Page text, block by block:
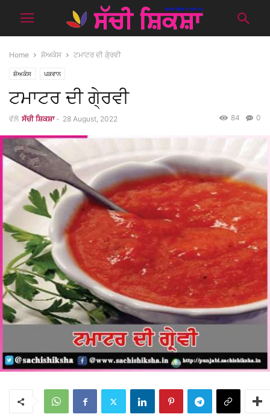
Home ਸ਼ੋਅਕੇਸ ਟਮਾਟਰ ਦੀ ਗੇ੍ਰਵੀ
ਸ਼ੋਅਕੇਸ ਪਕਵਾਨ
ਟਮਾਟਰ ਦੀ ਗੇ੍ਰਵੀ
ਵੱਲੋ ਸੱਚੀ ਸ਼ਿਕਸ਼ਾ - 28 August, 2022 0
84